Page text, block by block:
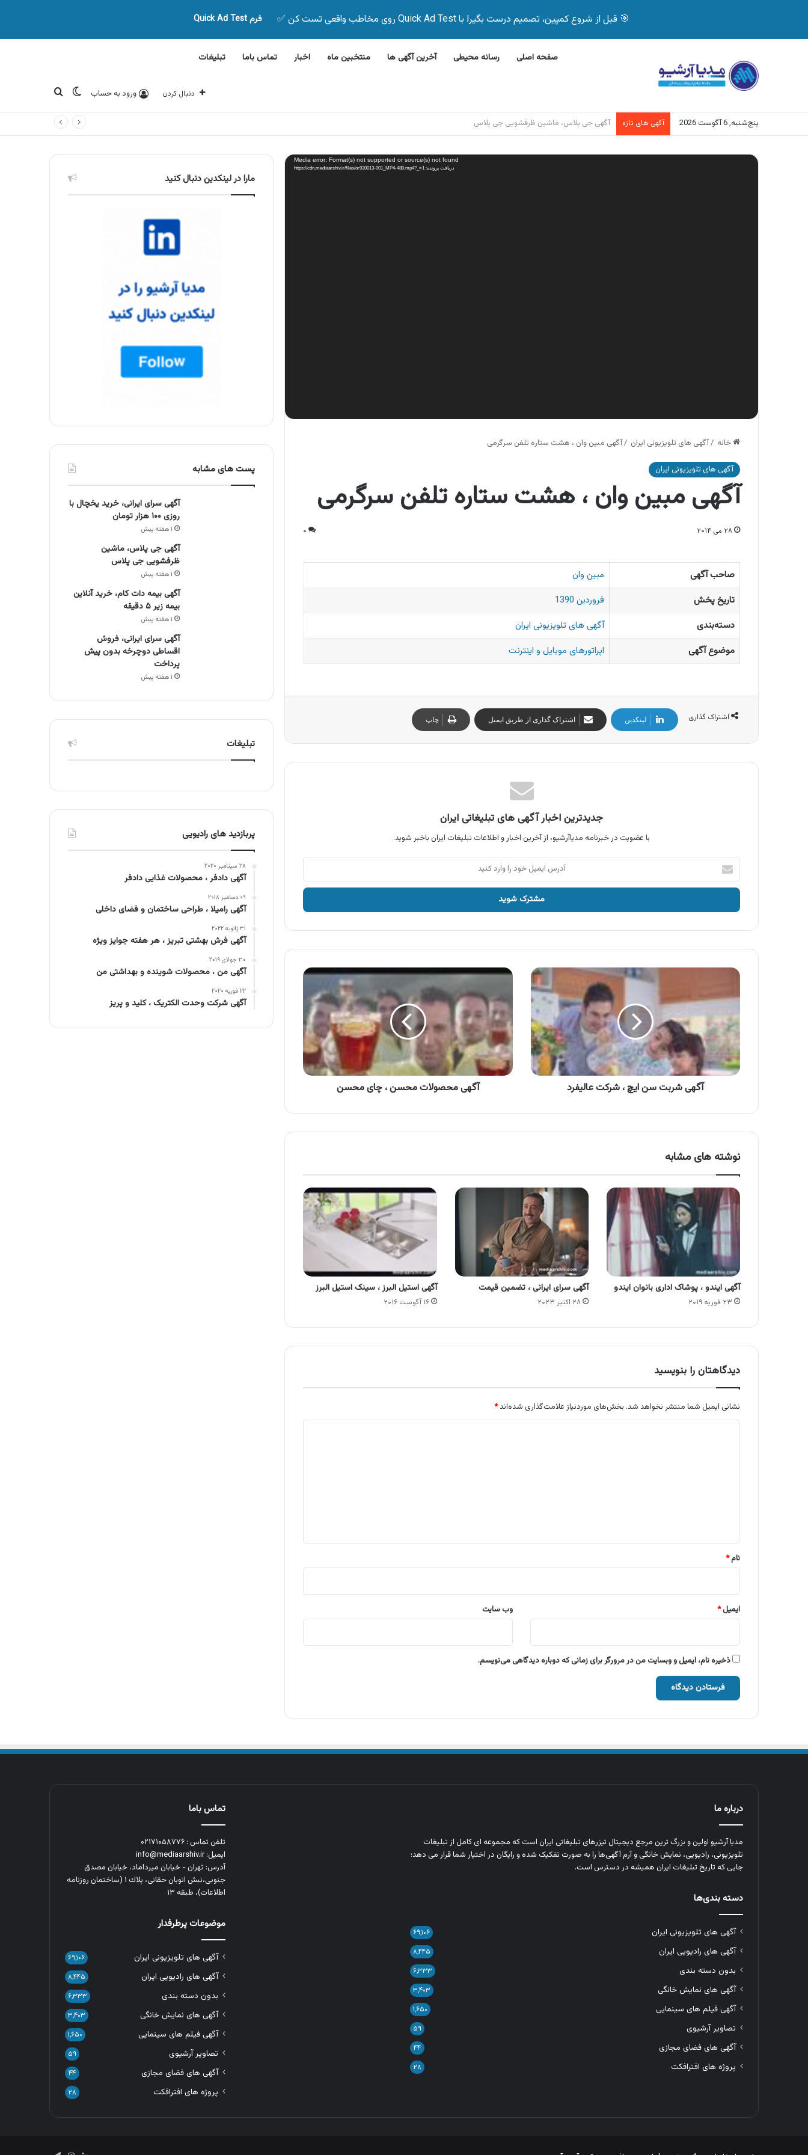
🎯 قبل از شروع کمپین، تصمیم درست بگیر! با Quick Ad Test روی مخاطب واقعی تست کن ✅ فرم Quick Ad Test
صفحه اصلی رسانه محیطی آخرین آگهی ها منتخبین ماه اخبار تماس باما تبلیغات
دنبال کردن ورود به حساب تغییر پوسته
جستجو برای
پنج‌شنبه, 6 آگوست 2026 آگهی های تازه آگهی بیمه دات کام، خرید آنلاین بیمه زیر ۵ دقیقه
نمایشگر
ویدیو Media error: Format(s) not supported or source(s) not found
دریافت پرونده: https://cdn.mediaarshiv.ir/files/or930013-001_MP4-480.mp4?_=1
خانه /آگهی های تلویزیونی ایران /آگهی مبین وان ، هشت ستاره تلفن سرگرمی
آگهی های تلویزیونی ایران
آگهی مبین وان ، هشت ستاره تلفن سرگرمی
۲۸ می ۲۰۱۴ ۰
صاحب آگهی
مبین وان
تاریخ پخش
فروردین 1390
دسته‌بندی
آگهی های تلویزیونی ایران
موضوع آگهی
اپراتورهای موبایل و اینترنت
اشتراک گذاری لینکدین اشتراک گذاری از طریق ایمیل چاپ
جدیدترین اخبار آگهی های تبلیغاتی ایران
با عضویت در خبرنامه مدیاآرشیو، از آخرین اخبار و اطلاعات تبلیغات ایران باخبر شوید.
آدرس
ایمیل
خود
وارد
آگهی
سن
،
شرکت
عالیفرد
آگهی شربت سن ایچ ، شرکت عالیفرد
آگهی
محسن
،
چای
محسن
آگهی محصولات محسن ، چای محسن
نوشته های مشابه
آگهی ایندو ، پوشاک اداری بانوان ایندو
۲۳ فوریه ۲۰۱۹
آگهی سرای ایرانی ، تضمین قیمت
۲۸ اکتبر ۲۰۲۳
آگهی استیل البرز ، سینک استیل البرز
۱۶ آگوست ۲۰۱۶
دیدگاهتان را بنویسید
نشانی ایمیل شما منتشر نخواهد شد. بخش‌های موردنیاز علامت‌گذاری شده‌اند*
نام*
ایمیل* وب‌ سایت
ذخیره نام، ایمیل و وبسایت من در مرورگر برای زمانی که دوباره دیدگاهی می‌نویسم.
مارا در لینکدین دنبال کنید
پست های مشابه
آگهی سرای ایرانی، خرید یخچال با
روزی ۱۰۰ هزار تومان
۱ هفته پیش
آگهی جی پلاس، ماشین
ظرفشویی جی پلاس
۱ هفته پیش
آگهی بیمه دات کام، خرید آنلاین
بیمه زیر ۵ دقیقه
۱ هفته پیش
آگهی سرای ایرانی، فروش
اقساطی دوچرخه بدون پیش
پرداخت
۱ هفته پیش
تبلیغات
پربازدید های رادیویی
۲۸ سپتامبر ۲۰۲۰
آگهی دادفر ، محصولات غذایی دادفر
۰۹ دسامبر ۲۰۱۸
آگهی رامیلا ، طراحی ساختمان و فضای داخلی
۳۱ ژانویه ۲۰۲۲
آگهی فرش بهشتی تبریز ، هر هفته جوایز ویژه
۳۰ جولای ۲۰۱۹
آگهی من ، محصولات شوینده و بهداشتی من
۲۲ فوریه ۲۰۲۰
آگهی شرکت وحدت الکتریک ، کلید و پریز
درباره ما
مدیا آرشیو اولین و بزرگ‌ ترین مرجع دیجیتال تیزرهای تبلیغاتی ایران است که مجموعه‌ ای کامل از تبلیغات
تلویزیونی، رادیویی، نمایش خانگی و آرم‌ آگهی‌ها را به‌ صورت تفکیک‌ شده و رایگان در اختیار شما قرار می‌ دهد؛
جایی که تاریخ تبلیغات ایران همیشه در دسترس است.
دسته بندی‌ها
آگهی های تلویزیونی ایران ۶۹,۱۰۶
آگهی های رادیویی ایران ۸,۴۴۵
بدون دسته بندی ۶,۳۳۳
آگهی های نمایش خانگی ۳,۴۰۳
آگهی فیلم های سینمایی ۱,۶۵۰
تصاویر آرشیوی ۵۹
آگهی های فضای مجازی ۴۴
پروژه های افترافکت ۲۸
تماس باما
تلفن تماس : ۰۲۱۷۱۰۵۸۷۷۶
ایمیل: info@mediaarshiv.ir
آدرس: تهران - خیابان میرداماد، خیابان مصدق
جنوبی،نبش اتوبان حقانی، پلاك ١ (ساختمان روزنامه
اطلاعات)، طبقه ۱۳
موضوعات پرطرفدار
آگهی های تلویزیونی ایران ۶۹,۱۰۶
آگهی های رادیویی ایران ۸,۴۴۵
بدون دسته بندی ۶,۳۳۳
آگهی های نمایش خانگی ۳,۴۰۳
آگهی فیلم های سینمایی ۱,۶۵۰
تصاویر آرشیوی ۵۹
آگهی های فضای مجازی ۴۴
پروژه های افترافکت ۲۸